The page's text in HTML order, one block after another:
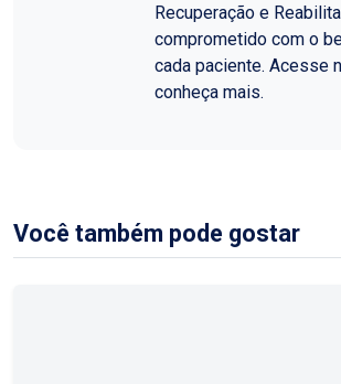
Recuperação e
comprometido com o
cada paciente. Acesse
conheça mais.
Você também pode gostar